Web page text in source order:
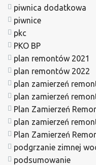
piwnica dodatkowa
piwnice
pkc
PKO BP
plan remontów 2021
plan remontów 2022
plan zamierzeń
plan zamierzeń
Plan Zamierzeń
plan zamierzeń
Plan Zamierzeń
podgrzanie zimnej
podsumowanie